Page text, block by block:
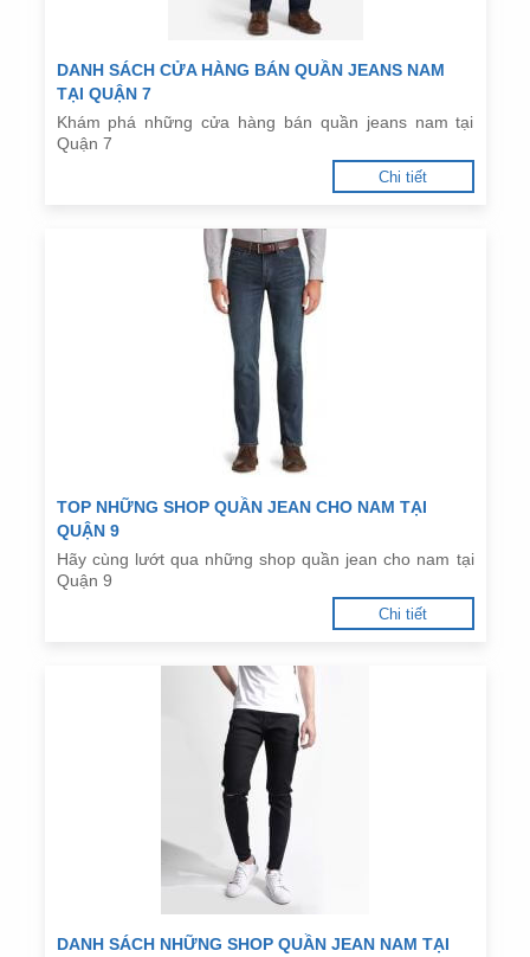
DANH SÁCH CỬA HÀNG BÁN QUẦN JEANS NAM
TẠI QUẬN 7
Khám phá những cửa hàng bán quần jeans nam tại
Quận 7
Chi tiết
TOP NHỮNG SHOP QUẦN JEAN CHO NAM TẠI
QUẬN 9
Hãy cùng lướt qua những shop quần jean cho nam tại
Quận 9
Chi tiết
DANH SÁCH NHỮNG SHOP QUẦN JEAN NAM TẠI